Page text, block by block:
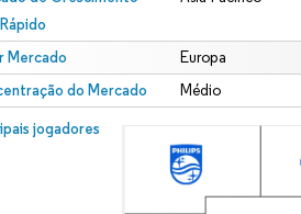
Mercado Europa
do Mercado Médio
jogadores
© Mordor Intelligence. O reuso requer atribuição